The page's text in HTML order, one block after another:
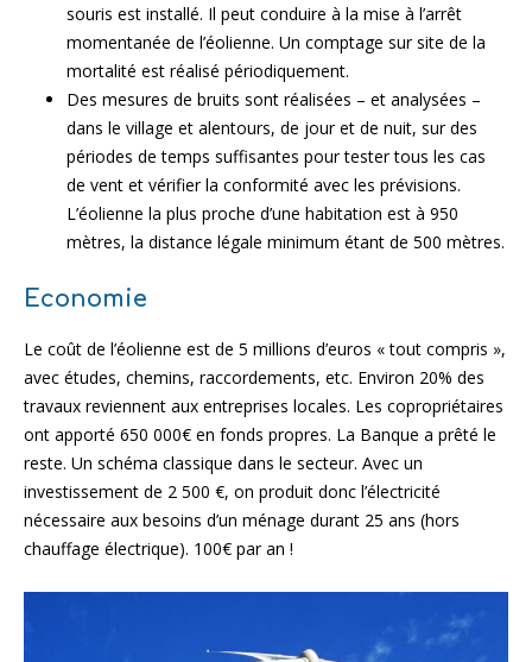
souris est installé. Il peut conduire à la mise à l’arrêt
momentanée de l’éolienne. Un comptage sur site de la
mortalité est réalisé périodiquement.
Des mesures de bruits sont réalisées – et analysées –
dans le village et alentours, de jour et de nuit, sur des
périodes de temps suffisantes pour tester tous les cas
de vent et vérifier la conformité avec les prévisions.
L’éolienne la plus proche d’une habitation est à 950
mètres, la distance légale minimum étant de 500 mètres.
Economie
Le coût de l’éolienne est de 5 millions d’euros « tout compris »,
avec études, chemins, raccordements, etc. Environ 20% des
travaux reviennent aux entreprises locales. Les copropriétaires
ont apporté 650 000€ en fonds propres. La Banque a prêté le
reste. Un schéma classique dans le secteur. Avec un
investissement de 2 500 €, on produit donc l’électricité
nécessaire aux besoins d’un ménage durant 25 ans (hors
chauffage électrique). 100€ par an !